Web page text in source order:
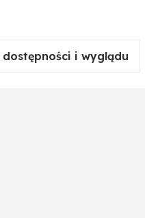
i wyglądu